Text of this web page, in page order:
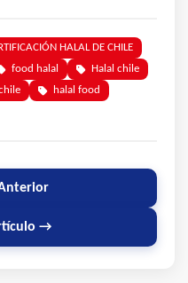
HALAL DE CHILE
food halal
Halal chile
halal food
→